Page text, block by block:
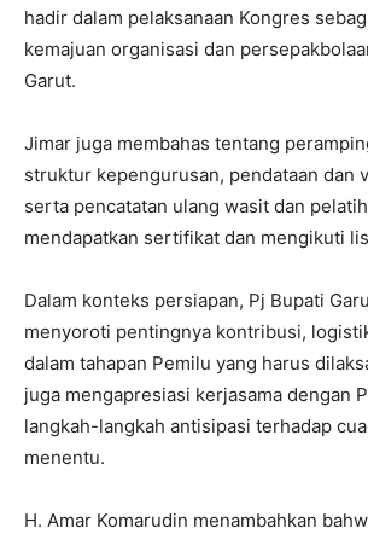
hadir dalam pelaksanaan Kongres
kemajuan organisasi dan
Garut.
Jimar juga membahas tentang
struktur kepengurusan, pendataan dan
serta pencatatan ulang wasit dan
mendapatkan sertifikat dan mengikuti
Dalam konteks persiapan, Pj Bupati
menyoroti pentingnya kontribusi,
dalam tahapan Pemilu yang harus
juga mengapresiasi kerjasama dengan
langkah-langkah antisipasi terhadap
menentu.
H. Amar Komarudin menambahkan